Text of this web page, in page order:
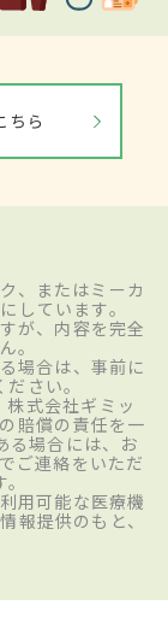
ちら
、またはミーカ
しています。
が、内容を完全
。
場合は、事前に
さい。
式会社ギミッ
賠償の責任を一
る場合には、お
ご連絡をいただ
用可能な医療機
報提供のもと、